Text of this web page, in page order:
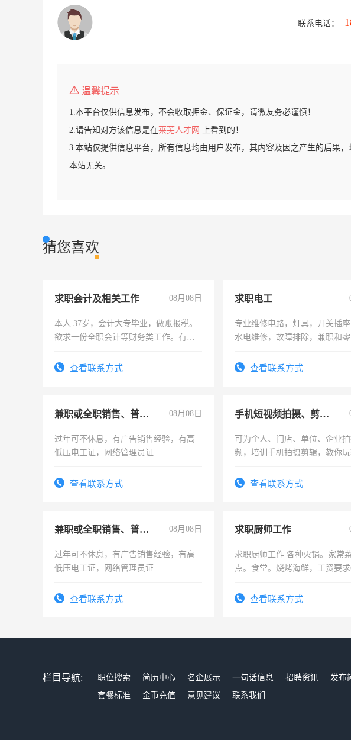
联系电话：
温馨提示
1.本平台仅供信息发布，不会收取押金、保证金，请微友务必谨慎！
2.请告知对方该信息是在莱芜人才网
上看到的！
3.本站仅提供信息平台，所有信息均由用户发布，其内容及因之产生的后果
本站无关。
猜您喜欢
求职会计及相关工作 08月08日
本人 37岁，会计大专毕业，做账报税。
欲求一份全职会计等财务类工作。有会
查看联系方式
求职电工
专业维修电路，灯具，开关插座
水电维修，故障排除，兼职和零
查看联系方式
兼职或全职销售、普工、维修 08月08日
过年可不休息，有广告销售经验，有高
低压电工证，网络管理员证
查看联系方式
手机短视频拍摄、剪辑、抖音快手
可为个人、门店、单位、企业
频，培训手机拍摄剪辑，教你
频，培训手机拍摄剪辑，教你玩
查看联系方式
兼职或全职销售、普工、维修 08月08日
过年可不休息，有广告销售经验，有高
低压电工证，网络管理员证
查看联系方式
求职厨师工作
求职厨师工作 各种火锅。家常
点。食堂。烧烤海鲜，工资要求
查看联系方式
栏目导航: 职位搜索 简历中心 名企展示 一句话信息 招聘资讯 发布
套餐标准
金币充值 意见建议 联系我们